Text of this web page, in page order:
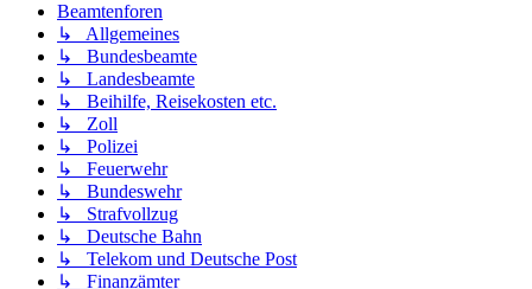
Beamtenforen
↳ Allgemeines
↳ Bundesbeamte
↳ Landesbeamte
↳ Beihilfe, Reisekosten etc.
↳ Zoll
↳ Polizei
↳ Feuerwehr
↳ Bundeswehr
↳ Strafvollzug
↳ Deutsche Bahn
↳ Telekom und Deutsche Post
↳ Finanzämter